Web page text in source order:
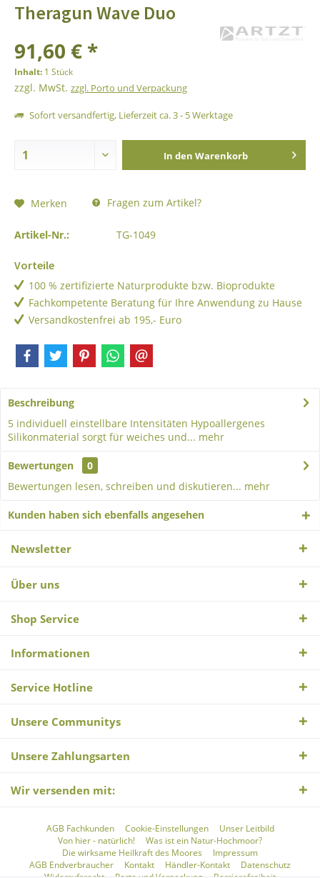
Theragun Wave Duo
91,60 € *
Inhalt: 1 Stück
zzgl. MwSt. zzgl. Porto und Verpackung
Sofort versandfertig, Lieferzeit ca. 3 - 5 Werktage
In den Warenkorb
Merken Fragen zum Artikel?
Artikel-Nr.: TG-1049
Vorteile
100 % zertifizierte Naturprodukte bzw. Bioprodukte
Fachkompetente Beratung für Ihre Anwendung zu Hause
Versandkostenfrei ab 195,- Euro
Beschreibung
5 individuell einstellbare Intensitäten Hypoallergenes
Silikonmaterial sorgt für weiches und... mehr
Bewertungen
0
Bewertungen lesen, schreiben und diskutieren... mehr
Kunden haben sich ebenfalls angesehen
Newsletter
Über uns
Shop Service
Informationen
Service Hotline
Unsere Communitys
Unsere Zahlungsarten
Wir versenden mit:
AGB Fachkunden Cookie-Einstellungen
Unser Leitbild
Von hier - natürlich!
Was ist ein Natur-Hochmoor?
Die wirksame Heilkraft des Moores
Impressum
AGB Endverbraucher
Kontakt Händler-Kontakt
Datenschutz